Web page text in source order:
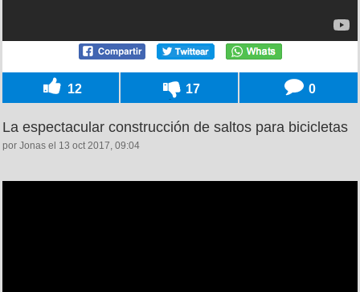
12 17 0
La espectacular construcción de saltos para bicicletas
por Jonas el 13 oct 2017, 09:04